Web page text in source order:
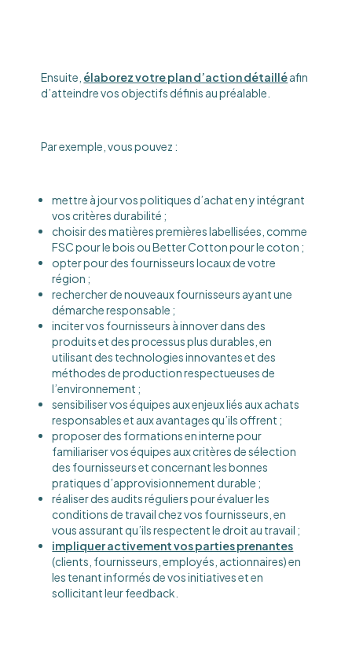
Ensuite, élaborez votre plan d’action détailléafin
d’atteindre vos objectifs définis au préalable.
Par exemple, vous pouvez :
mettre à jour vos politiques d’achat en y intégrant
vos critères durabilité ;
choisir des matières premières labellisées, comme
FSC pour le bois ou Better Cotton pour le coton ;
opter pour des fournisseurs locaux de votre
région ;
rechercher de nouveaux fournisseurs ayant une
démarche responsable ;
inciter vos fournisseurs à innover dans des
produits et des processus plus durables, en
utilisant des technologies innovantes et des
méthodes de production respectueuses de
l’environnement ;
sensibiliser vos équipes aux enjeux liés aux achats
responsables et aux avantages qu’ils offrent ;
proposer des formations en interne pour
familiariser vos équipes aux critères de sélection
des fournisseurs et concernant les bonnes
pratiques d’approvisionnement durable ;
réaliser des audits réguliers pour évaluer les
conditions de travail chez vos fournisseurs, en
vous assurant qu’ils respectent le droit au travail ;
impliquer activement vos parties prenantes
(clients, fournisseurs, employés, actionnaires) en
les tenant informés de vos initiatives et en
sollicitant leur feedback.